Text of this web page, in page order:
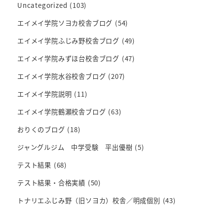
Uncategorized (103)
エイメイ学院ソヨカ校舎ブログ (54)
エイメイ学院ふじみ野校舎ブログ (49)
エイメイ学院みずほ台校舎ブログ (47)
エイメイ学院水谷校舎ブログ (207)
エイメイ学院説明 (11)
エイメイ学院鶴瀬校舎ブログ (63)
おりくのブログ (18)
ジャングルジム 中学受験 平出優樹 (5)
テスト結果 (68)
テスト結果・合格実績 (50)
トナリエふじみ野（旧ソヨカ）校舎／明成個別 (43)